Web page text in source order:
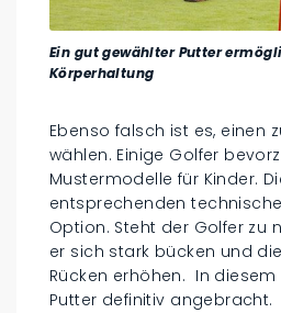
Ein gut gewählter Putter
Körperhaltung
Ebenso falsch ist es, einen
wählen. Einige Golfer
Mustermodelle für Kinder.
entsprechenden
Option. Steht der Golfer zu
er sich stark bücken und
Rücken erhöhen. In
Putter definitiv angebracht.